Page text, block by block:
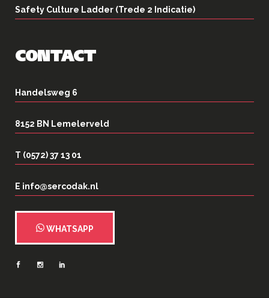
Safety Culture Ladder (Trede 2 Indicatie)
CONTACT
Handelsweg 6
8152 BN Lemelerveld
T (0572) 37 13 01
E info@sercodak.nl
WHATSAPP